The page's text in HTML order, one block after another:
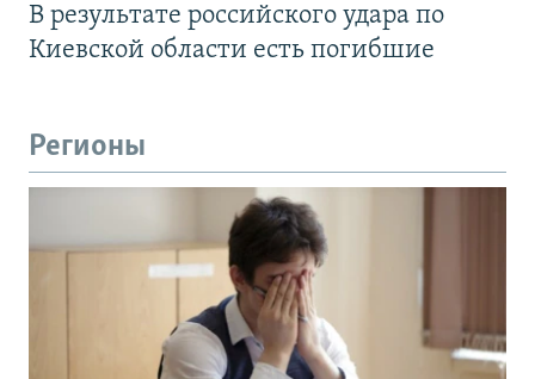
В результате российского удара по
Киевской области есть погибшие
Регионы